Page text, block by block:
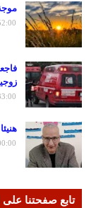
6/
7/
7/
تابع صفحتنا